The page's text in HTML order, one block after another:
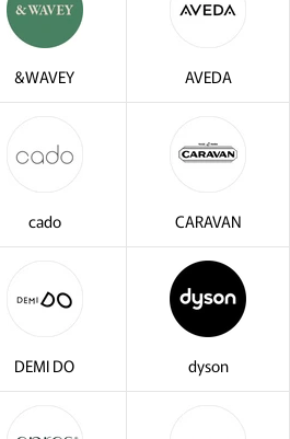
&WAVEY AVEDA
cado CARAVAN
DEMI DO dyson